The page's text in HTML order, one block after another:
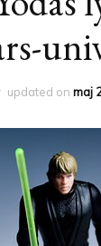
updated on maj